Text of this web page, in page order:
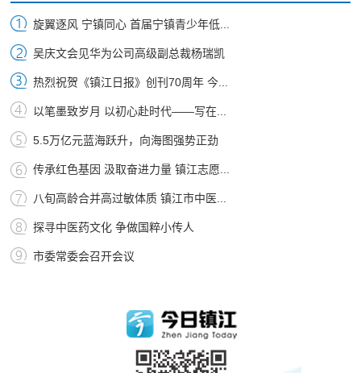
旋翼逐风 宁镇同心 首届宁镇青少年低...
吴庆文会见华为公司高级副总裁杨瑞凯
热烈祝贺《镇江日报》创刊70周年 今...
以笔墨致岁月 以初心赴时代——写在...
5.5万亿元蓝海跃升，向海图强势正劲
传承红色基因 汲取奋进力量 镇江志愿...
八旬高龄合并高过敏体质 镇江市中医...
探寻中医药文化 争做国粹小传人
市委常委会召开会议